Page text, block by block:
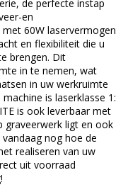
de perfecte instap
en
60W laservermogen
en flexibiliteit die u
brengen. Dit
in te nemen, wat
in uw werkruimte
is laserklasse 1:
is ook leverbaar met
graveerwerk ligt en ook
nog hoe de
realiseren van uw
uit voorraad